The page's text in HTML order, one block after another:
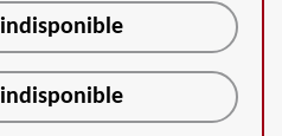
indisponible
indisponible